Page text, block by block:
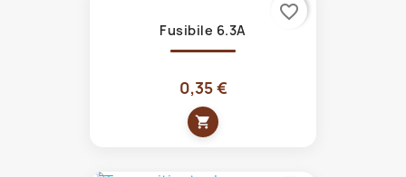
Fusibile 6.3A
0,35 €
shopping_cart
favorite_border